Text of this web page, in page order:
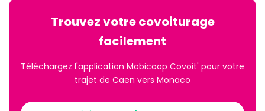
Trouvez votre covoiturage
facilement
Téléchargez l'application Mobicoop Covoit' pour votre
trajet de Caen vers Monaco